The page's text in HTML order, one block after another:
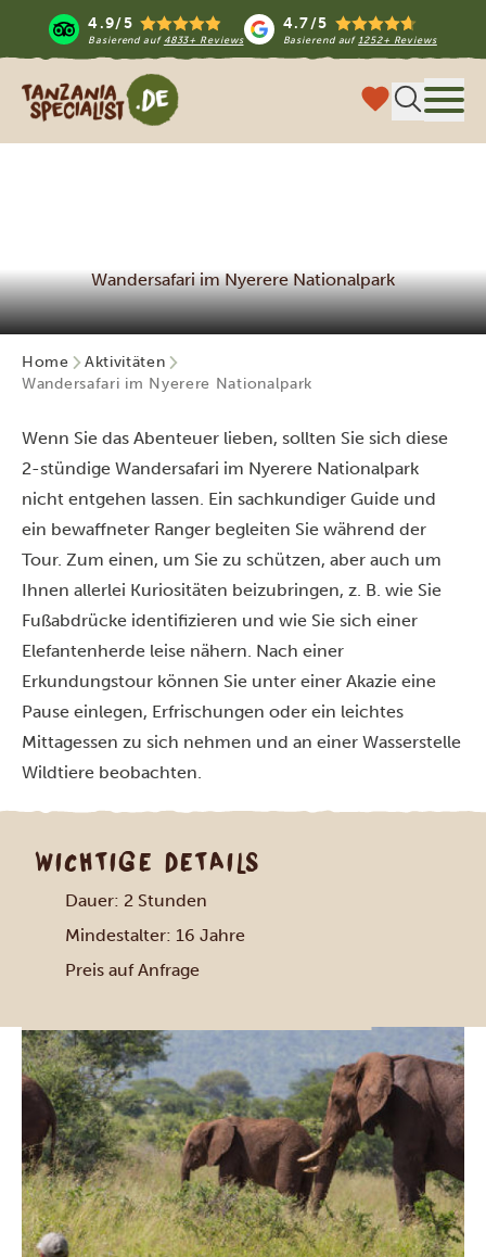
4.9/5
Basierend auf 4833+ Reviews
4.7/5
Basierend auf1252+ Reviews
Tanzania Specialist
Wandersafari im Nyerere Nationalpark
Home
Aktivitäten
Wandersafari im Nyerere Nationalpark
Wenn Sie das Abenteuer lieben, sollten Sie sich diese
2-stündige Wandersafari im Nyerere Nationalpark
nicht entgehen lassen. Ein sachkundiger Guide und
ein bewaffneter Ranger begleiten Sie während der
Tour. Zum einen, um Sie zu schützen, aber auch um
Ihnen allerlei Kuriositäten beizubringen, z. B. wie Sie
Fußabdrücke identifizieren und wie Sie sich einer
Elefantenherde leise nähern. Nach einer
Erkundungstour können Sie unter einer Akazie eine
Pause einlegen, Erfrischungen oder ein leichtes
Mittagessen zu sich nehmen und an einer Wasserstelle
Wildtiere beobachten.
WICHTIGE DETAILS
Dauer: 2 Stunden
Mindestalter: 16 Jahre
Preis auf Anfrage